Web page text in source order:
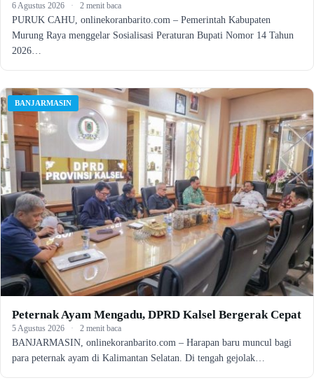
6 Agustus 2026 · 2 menit baca
PURUK CAHU, onlinekoranbarito.com – Pemerintah Kabupaten
Murung Raya menggelar Sosialisasi Peraturan Bupati Nomor 14 Tahun
2026…
BANJARMASIN
Peternak Ayam Mengadu, DPRD Kalsel Bergerak Cepat
5 Agustus 2026 · 2 menit baca
BANJARMASIN, onlinekoranbarito.com – Harapan baru muncul bagi
para peternak ayam di Kalimantan Selatan. Di tengah gejolak…